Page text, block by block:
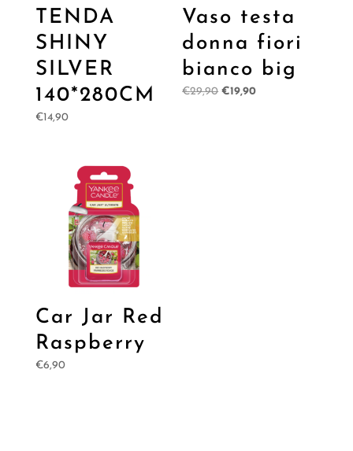
TENDA
SHINY
SILVER
140*280CM
€14,90
Vaso testa
donna fiori
bianco big
€29,90 Il
€19,90Il
Car Jar Red
Raspberry
€6,90